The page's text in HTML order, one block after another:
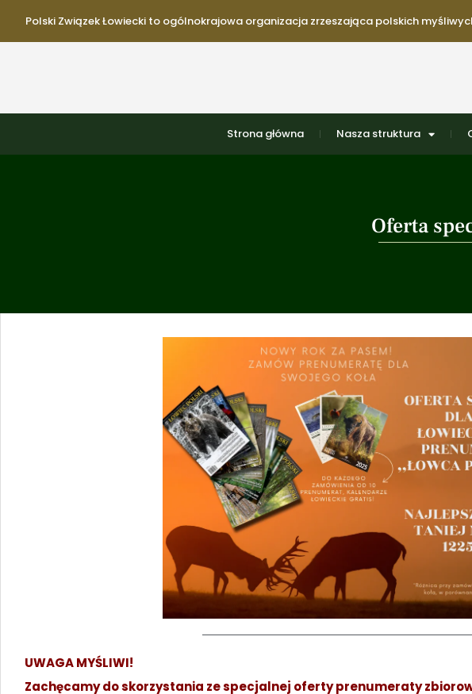
Polski Związek Łowiecki to ogólnokrajowa organizacja zrzeszająca polskich myśliwych
Strona główna Nasza struktura
Oferta
UWAGA MYŚLIWI!
Zachęcamy do skorzystania ze specjalnej oferty prenumeraty